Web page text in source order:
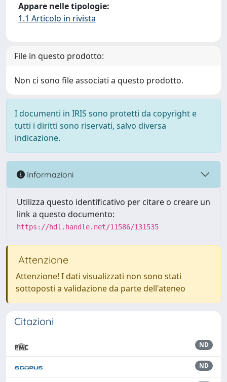
Appare nelle tipologie:
1.1 Articolo in rivista
File in questo prodotto:
Non ci sono file associati a questo prodotto.
I documenti in IRIS sono protetti da copyright e
tutti i diritti sono riservati, salvo diversa
indicazione.
Informazioni
Utilizza questo identificativo per citare o creare un
link a questo documento:
https://hdl.handle.net/11586/131535
Attenzione
Attenzione! I dati visualizzati non sono stati
sottoposti a validazione da parte dell'ateneo
Citazioni
ND
ND